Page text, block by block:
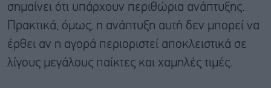
σημαίνει ότι υπάρχουν περιθώρια ανάπτυξης.
Πρακτικά, όμως, η ανάπτυξη αυτή δεν μπορεί να
έρθει αν η αγορά περιοριστεί αποκλειστικά σε
λίγους μεγάλους παίκτες και χαμηλές τιμές.